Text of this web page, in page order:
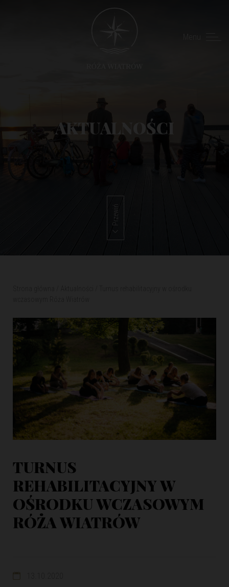
AKTUALNOŚCI
Przewiń
TURNUS
REHABILITACYJNY W
OŚRODKU WCZASOWYM
RÓŻA WIATRÓW